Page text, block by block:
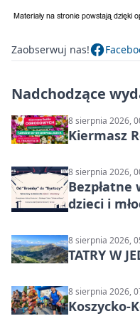
Zaobserwuj nas!
Nadchodzące
8 sierpnia 2026,
Kiermasz
8 sierpnia 2026,
dzieci i
8 sierpnia 2026,
TATRY W
8 sierpnia 2026,
Koszycko-